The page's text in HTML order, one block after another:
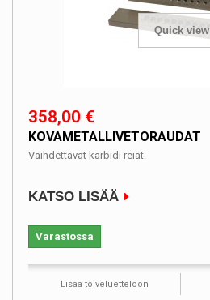
Quick view
358,00 €
KOVAMETALLIVETORAUDAT
Vaihdettavat karbidi reiät.
KATSO LISÄÄ
Varastossa
Lisää toiveluetteloon